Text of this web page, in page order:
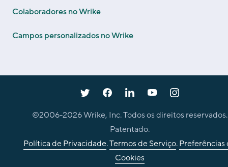
Colaboradores no Wrike
Campos personalizados no Wrike
©2006-2026Wrike, Inc. Todos os direitos reservados.
Patentado.
Política de Privacidade.Termos de Serviço.Preferências
Cookies